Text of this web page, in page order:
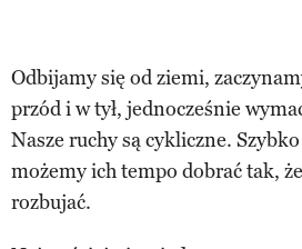
Odbijamy się od ziemi,
przód i w tył, jednocześnie
Nasze ruchy są cykliczne.
możemy ich tempo dobrać tak,
rozbujać.